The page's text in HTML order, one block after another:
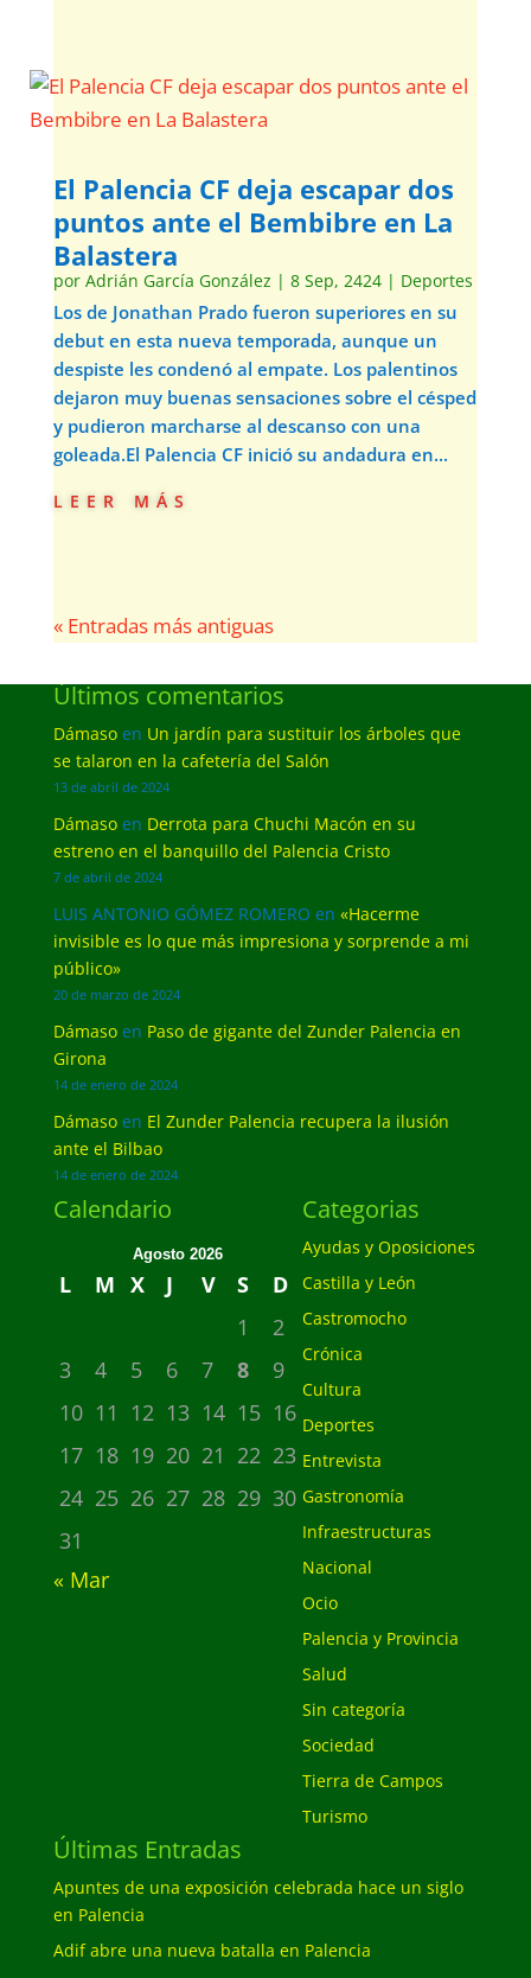
El Palencia CF deja escapar dos
puntos ante el Bembibre en La
Balastera
por Adrián García González | 8 Sep, 2424| Deportes
Los de Jonathan Prado fueron superiores en su
debut en esta nueva temporada, aunque un
despiste les condenó al empate. Los palentinos
dejaron muy buenas sensaciones sobre el césped
y pudieron marcharse al descanso con una
goleada.El Palencia CF inició su andadura en...
leer más
« Entradas más antiguas
Últimos comentarios
Dámasoen Un jardín para sustituir los árboles que
se talaron en la cafetería del Salón
13 de abril de 2024
Dámasoen Derrota para Chuchi Macón en su
estreno en el banquillo del Palencia Cristo
7 de abril de 2024
LUIS ANTONIO GÓMEZ ROMERO en «Hacerme
invisible es lo que más impresiona y sorprende a mi
público»
20 de marzo de 2024
Dámasoen Paso de gigante del Zunder Palencia en
Girona
14 de enero de 2024
Dámasoen El Zunder Palencia recupera la ilusión
ante el Bilbao
14 de enero de 2024
Calendario
Agosto 2026
L M X J V S
D
1
2
3
4 5 6 7 8
9
10 11 12 13 14 15 16
17 18 19 20 21 22 23
24 25 26 27 28 29 30
31
« Mar
Categorias
Ayudas y Oposiciones
Castilla y León
Castromocho
Crónica
Cultura
Deportes
Entrevista
Gastronomía
Infraestructuras
Nacional
Ocio
Palencia y Provincia
Salud
Sin categoría
Sociedad
Tierra de Campos
Turismo
Últimas Entradas
Apuntes de una exposición celebrada hace un siglo
en Palencia
Adif abre una nueva batalla en Palencia